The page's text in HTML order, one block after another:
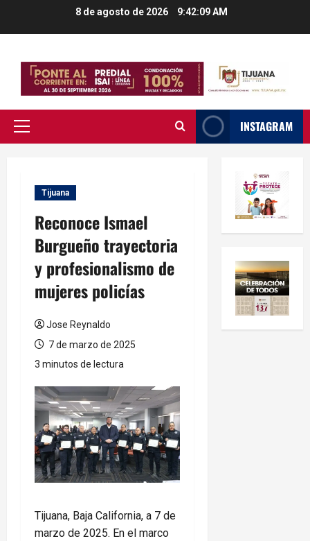
8 de agosto de 2026 9:42:10 AM
Menú
INSTAGRAM
Tijuana
Reconoce Ismael
Burgueño trayectoria
y profesionalismo de
mujeres policías
Jose Reynaldo
7 de marzo de 2025
3 minutos de lectura
Tijuana, Baja California, a 7 de
marzo de 2025. En el marco